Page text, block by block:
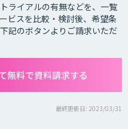
ライアルの有無などを、一覧
ビスを比較・検討後、希望条
記のボタンよりご請求いただ
無料で資料請求する
最終更新日: 2023/03/31